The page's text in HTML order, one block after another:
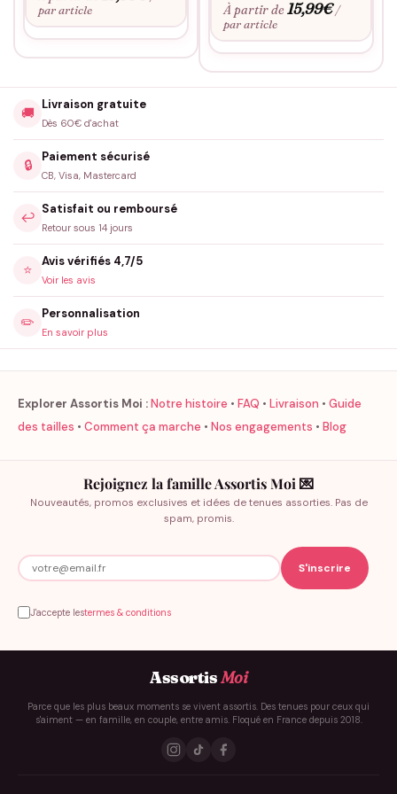
par article
À partir de15,99€ /
par article
🚚
Livraison gratuite
Dès 60€ d'achat
🔒
Paiement sécurisé
CB, Visa, Mastercard
↩️
Satisfait ou remboursé
Retour sous 14 jours
⭐
Avis vérifiés 4,7/5
Voir les avis
✏️
Personnalisation
En savoir plus
Explorer Assortis Moi :Notre histoire • FAQ • Livraison • Guide
des tailles • Comment ça marche • Nos engagements • Blog
Rejoignez la famille Assortis Moi 💌
Nouveautés, promos exclusives et idées de tenues assorties. Pas de
spam, promis.
J'accepte lestermes & conditions
AssortisMoi
Parce que les plus beaux moments se vivent assortis. Des tenues pour ceux qui
s'aiment — en famille, en couple, entre amis. Floqué en France depuis 2018.